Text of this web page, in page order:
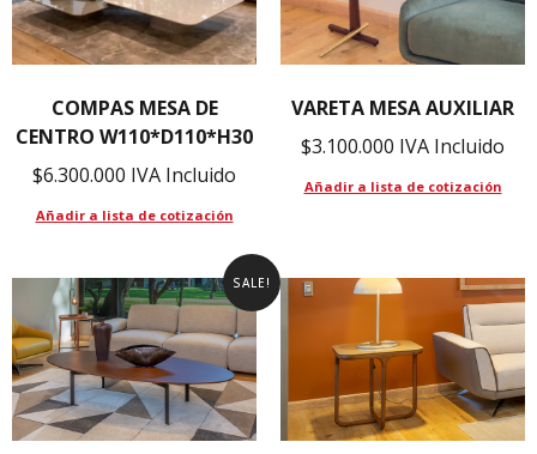
COMPAS MESA DE
CENTRO W110*D110*H30
$6.300.000 IVA Incluido
Añadir a lista de cotización
VARETA MESA AUXILIAR
$3.100.000 IVA Incluido
Añadir a lista de cotización
SALE!